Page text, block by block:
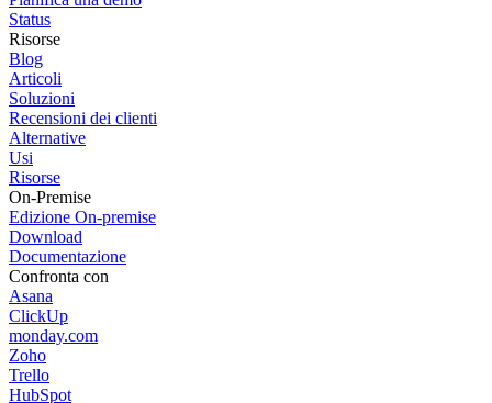
Status
Risorse
Blog
Articoli
Soluzioni
Recensioni dei clienti
Alternative
Usi
Risorse
On-Premise
Edizione On-premise
Download
Documentazione
Confronta con
Asana
ClickUp
monday.com
Zoho
Trello
HubSpot